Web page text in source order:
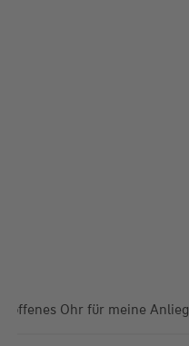
Ohr für meine